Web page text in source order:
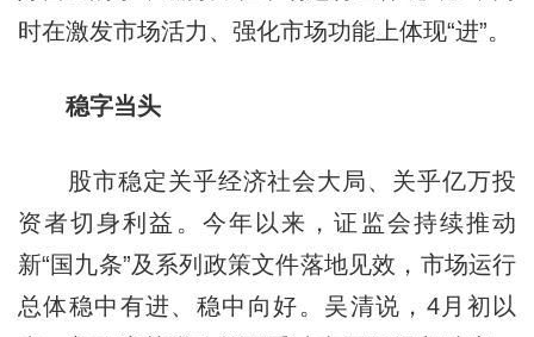
时在激发市场活力、强化市场功能上体现“进”。
稳字当头
股市稳定关乎经济社会大局、关乎亿万投
资者切身利益。今年以来，证监会持续推动
新“国九条”及系列政策文件落地见效，市场运行
总体稳中有进、稳中向好。吴清说，4月初以